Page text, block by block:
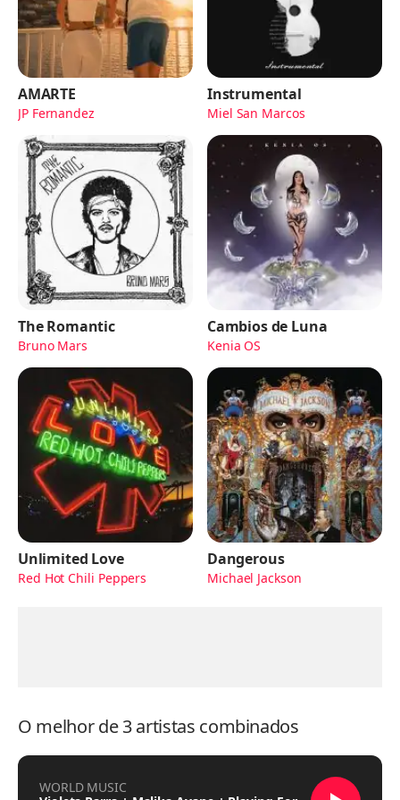
AMARTE
JP Fernandez
Instrumental
Miel San Marcos
The Romantic
Bruno Mars
Cambios de Luna
Kenia OS
Unlimited Love
Red Hot Chili Peppers
Dangerous
Michael Jackson
O melhor de 3 artistas combinados
WORLD MUSIC